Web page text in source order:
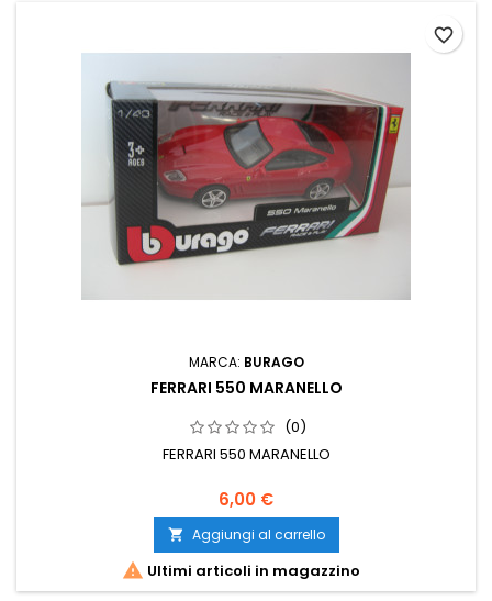
MARCA: BURAGO
FERRARI 550 MARANELLO
(0)
FERRARI 550 MARANELLO
6,00 €
 Aggiungi al carrello
 Ultimi articoli in magazzino
favorite_border